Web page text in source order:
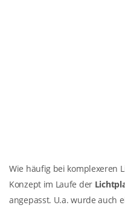
Wie häufig bei komplexeren
Konzept im Laufe der
angepasst. U.a. wurde auch